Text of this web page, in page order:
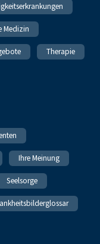
Medizin
Therapie
Ihre Meinung
Seelsorge